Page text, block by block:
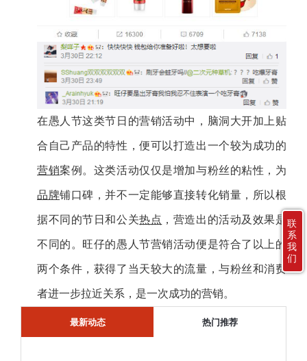
在愚人节这类节日的营销活动中，脑洞大开加上贴
合自己产品的特性，便可以打造出一个较为成功的
营销案例。这类活动仅仅是增加与粉丝的粘性，为
品牌铺口碑，并不一定能够直接转化销量，所以根
据不同的节日和公关热点 ，营造出的活动及效果是
不同的。旺仔的愚人节营销活动便是符合了以上的
两个条件，获得了当天较大的流量，与粉丝和消费
者进一步拉近关系，是一次成功的营销。
最新动态 热门推荐
联
系
我
们